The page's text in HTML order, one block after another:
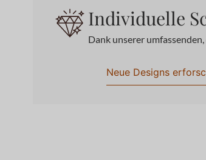
Individuelle
Dank unserer
Neue Designs